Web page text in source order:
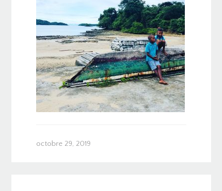
octobre 29, 2019